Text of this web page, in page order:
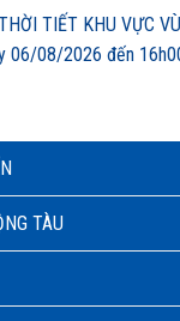
TÀU
TIẾT KHU VỰC
06/08/2026 đến